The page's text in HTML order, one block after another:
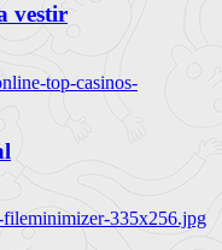
vestir
top-casinos-
fileminimizer-335x256.jpg